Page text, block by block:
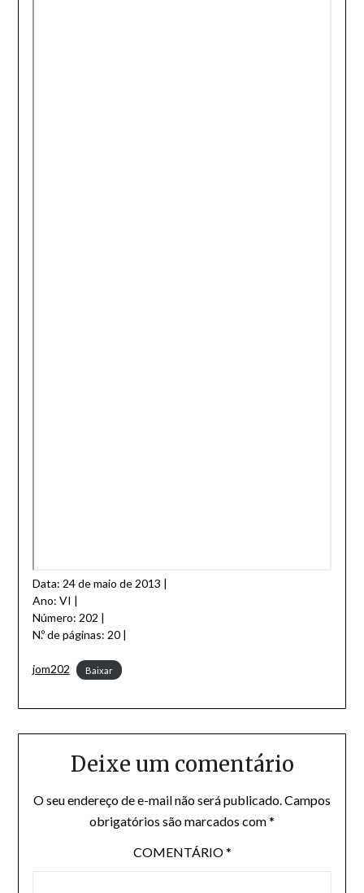
Data: 24 de maio de 2013 |
Ano: VI |
Número: 202 |
N.º de páginas: 20 |
jom202 Baixar
Deixe um comentário
O seu endereço de e-mail não será publicado.Campos
obrigatórios são marcados com*
COMENTÁRIO*